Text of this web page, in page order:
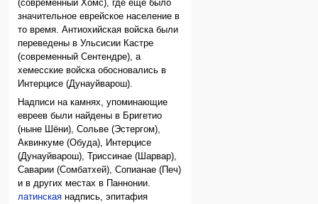
(современный Хомс), где еще было
значительное еврейское население в
то время. Антиохийская войска были
переведены в Ульсисии Кастре
(современный Сентендре), а
хемесские войска обосновались в
Интерцисе (Дунауйварош).
Надписи на камнях, упоминающие
евреев были найдены в Бригетио
(ныне Шёни), Сольве (Эстергом),
Аквинкуме (Обуда), Интерцисе
(Дунауйварош), Триссинае (Шарвар),
Саварии (Сомбатхей), Сопианае (Печ)
и в других местах в Паннонии.
латинская надпись, эпитафия